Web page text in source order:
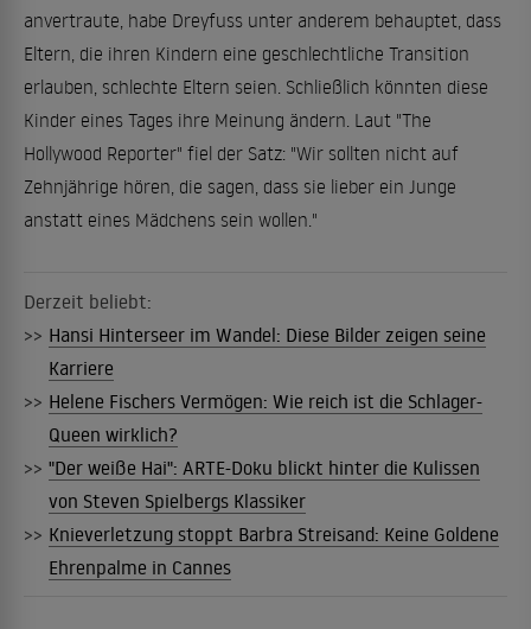
anvertraute, habe Dreyfuss unter anderem behauptet, dass
Eltern, die ihren Kindern eine geschlechtliche Transition
erlauben, schlechte Eltern seien. Schließlich könnten diese
Kinder eines Tages ihre Meinung ändern. Laut "The
Hollywood Reporter" fiel der Satz: "Wir sollten nicht auf
Zehnjährige hören, die sagen, dass sie lieber ein Junge
anstatt eines Mädchens sein wollen."
Derzeit beliebt:
>> Hansi Hinterseer im Wandel: Diese Bilder zeigen seine
Karriere
>> Helene Fischers Vermögen: Wie reich ist die Schlager-
Queen wirklich?
>> "Der weiße Hai": ARTE-Doku blickt hinter die Kulissen
von Steven Spielbergs Klassiker
>> Knieverletzung stoppt Barbra Streisand: Keine Goldene
Ehrenpalme in Cannes